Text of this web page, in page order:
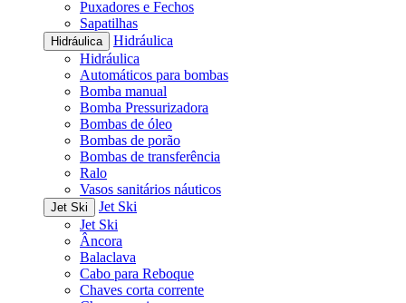
Puxadores e Fechos
Sapatilhas
Hidráulica
Hidráulica
Hidráulica
Automáticos para bombas
Bomba manual
Bomba Pressurizadora
Bombas de óleo
Bombas de porão
Bombas de transferência
Ralo
Vasos sanitários náuticos
Jet Ski
Jet Ski
Jet Ski
Âncora
Balaclava
Cabo para Reboque
Chaves corta corrente